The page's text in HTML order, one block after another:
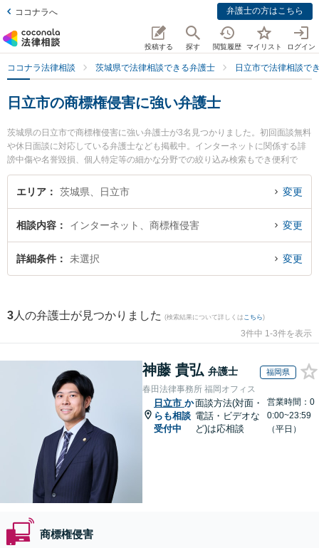
ココナラへ 弁護士の方はこちら
投稿する 探す 閲覧履歴 マイリスト ログイン
ココナラ法律相談 茨城県で法律相談できる弁護士 日立市で法律相談で
日立市の商標権侵害に強い弁護士
茨城県の日立市で商標権侵害に強い弁護士が3名見つかりました。初回面談無料
や休日面談に対応している弁護士なども掲載中。インターネットに関係する誹
謗中傷や名誉毀損、個人特定等の細かな分野での絞り込み検索もでき便利で
す。特に弁護士法人長瀬総合法律事務所 日立支所の田中 佑樹弁護士や弁護士法
人片岡総合法律事務所 日立事務所の髙梨 亮輔弁護士、弁護士法人長瀬総合法律
今すぐに弁護士に相談したい』『商標権侵害のトラブル解決の実績豊富な近く
の弁護士を検索したい』『初回相談無料で商標権侵害を法律相談できる日立市
内の弁護士に相談予約したい』などでお困りの相談者さんにおすすめです。
エリア 茨城県、日立市 変更
相談内容 インターネット、商標権侵害 変更
詳細条件 未選択 変更
3 人の弁護士が見つかりました (検索結果について詳しくは こちら)
3件中 1-3件を表示
神藤 貴弘 弁護士 福岡県
春田法律事務所 福岡オフィス
日立市 か
らも相談
受付中
面談方法(対面・
電話・ビデオな
ど)は応相談
営業時間：0
0:00~23:59
（平日）
商標権侵害